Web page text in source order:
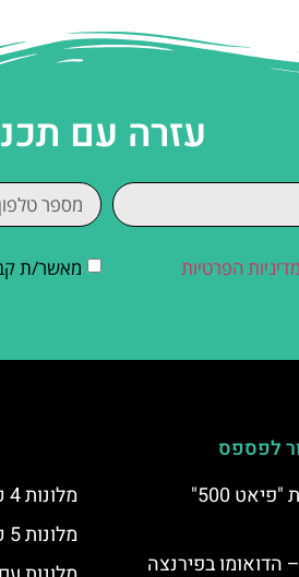
עזרה עם
מדיניות הפרטיות מאשר/ת
לפספס
סיור ברכב אספנות "פיאט 500"
הדואומו בפירנצה
מלונות 4 כוכבים בפירנצה
מלונות 5 כוכבים יוקרתיים בפירנצה